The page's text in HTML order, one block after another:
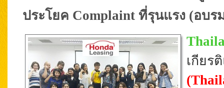
ประโยค Complaint ที่รุนแรง (อบร
เกียร